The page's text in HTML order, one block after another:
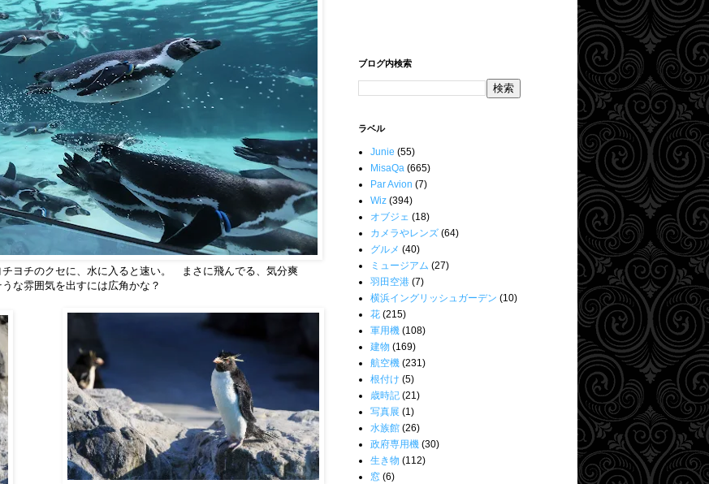
ヨチのクセに、水に入ると速い。 まさに飛んでる、気分爽
な雰囲気を出すには広角かな？
ブログ内検索
ラベル
Junie (55)
MisaQa (665)
Par Avion (7)
Wiz (394)
オブジェ (18)
カメラやレンズ (64)
グルメ (40)
ミュージアム (27)
羽田空港 (7)
横浜イングリッシュガーデン (10)
花 (215)
軍用機 (108)
建物 (169)
航空機 (231)
根付け (5)
歳時記 (21)
写真展 (1)
水族館 (26)
政府専用機 (30)
生き物 (112)
窓 (6)